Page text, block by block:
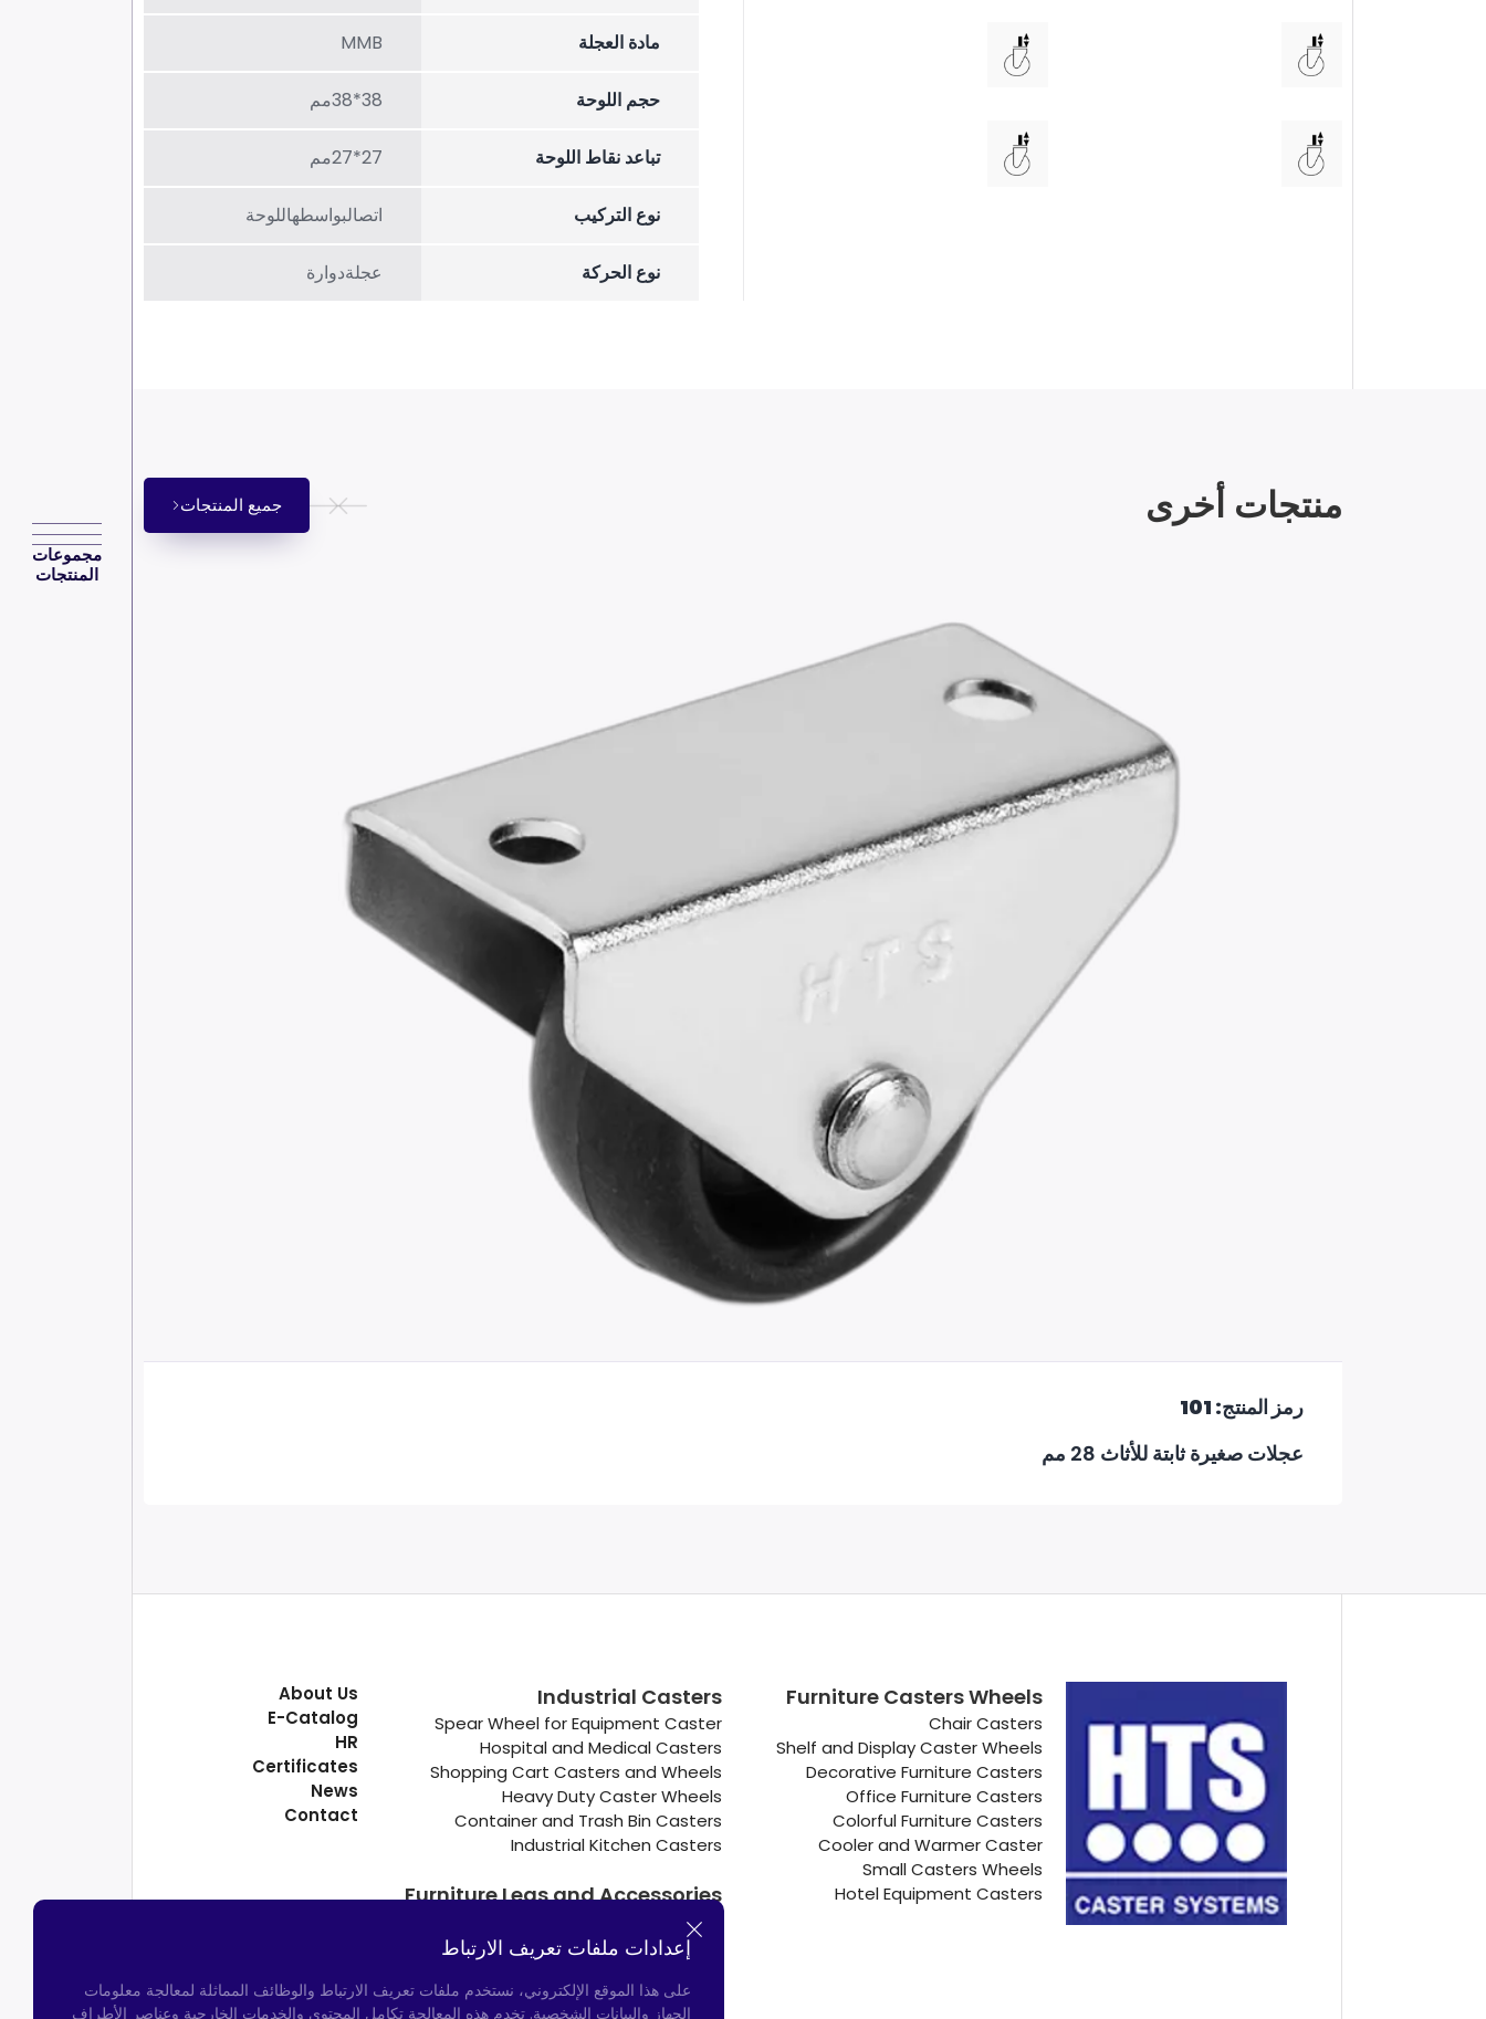
مجموعات
المنتجات
مادة العجلة MMB
حجم اللوحة 38*38مم
تباعد نقاط اللوحة 27*27مم
نوع التركيب اتصالبواسطهاللوحة
نوع الحركة عجلةدوارة
منتجات أخرى جميع المنتجات
رمز المنتج: 101
عجلات صغيرة ثابتة للأثاث 28 مم
Furniture Casters Wheels
Chair Casters
Shelf and Display Caster Wheels
Decorative Furniture Casters
Office Furniture Casters
Colorful Furniture Casters
Cooler and Warmer Caster
Small Casters Wheels
Hotel Equipment Casters
Industrial Casters
Spear Wheel for Equipment Caster
Hospital and Medical Casters
Shopping Cart Casters and Wheels
Heavy Duty Caster Wheels
Container and Trash Bin Casters
Industrial Kitchen Casters
Furniture Legs and Accessories
Connectors
Door Bumpers
About Us
E-Catalog
HR
Certificates
News
Contact
إعدادات ملفات تعريف الارتباط
على هذا الموقع الإلكتروني، نستخدم ملفات تعريف الارتباط والوظائف المماثلة لمعالجة معلومات
الجهاز والبيانات الشخصية. تخدم هذه المعالجة تكامل المحتوى والخدمات الخارجية وعناصر الأطراف